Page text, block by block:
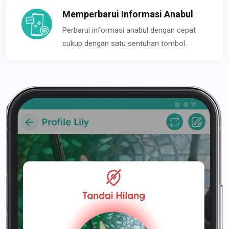
Memperbarui Informasi Anabul
Perbarui informasi anabul dengan cepat
cukup dengan satu sentuhan tombol.